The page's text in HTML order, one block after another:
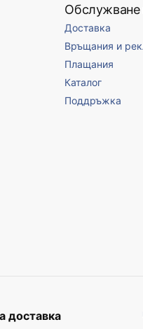
Обслужване
Доставка
Връщания и
Плащания
Каталог
Поддръжка
доставка